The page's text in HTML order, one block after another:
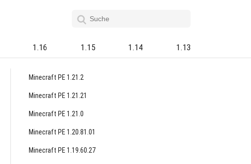
1.16 1.15 1.14 1.13
Minecraft PE 1.21.2
Minecraft PE 1.21.21
Minecraft PE 1.21.0
Minecraft PE 1.20.81.01
Minecraft PE 1.19.60.27